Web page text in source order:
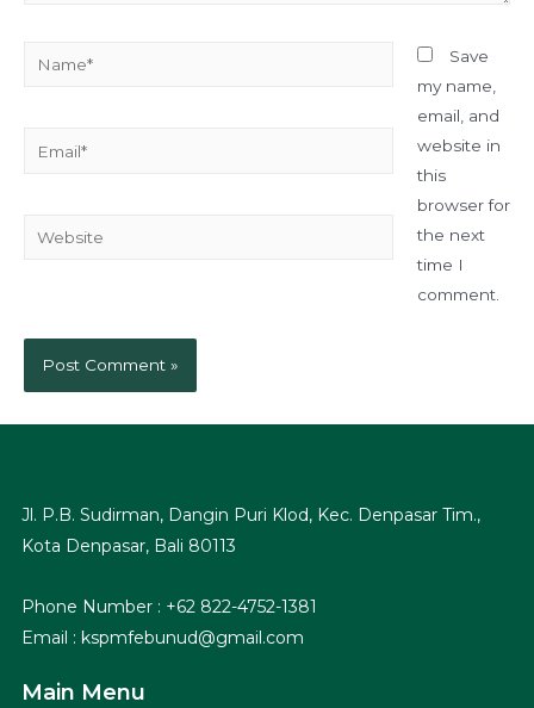
Website
Save
my name,
email, and
website in
this
browser for
the next
time I
comment.
Jl. P.B. Sudirman, Dangin Puri Klod, Kec. Denpasar Tim.,
Kota Denpasar, Bali 80113
Phone Number : +62 822-4752-1381
Email : kspmfebunud@gmail.com
Main Menu